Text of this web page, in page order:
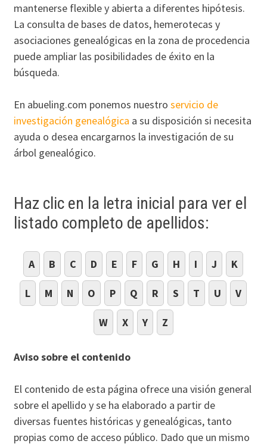
mantenerse flexible y abierta a diferentes hipótesis.
La consulta de bases de datos, hemerotecas y
asociaciones genealógicas en la zona de procedencia
puede ampliar las posibilidades de éxito en la
búsqueda.
En abueling.com ponemos nuestro servicio de
investigación genealógica a su disposición si necesita
ayuda o desea encargarnos la investigación de su
árbol genealógico.
Haz clic en la letra inicial para ver el
listado completo de apellidos:
A B C D E F G H I J K
L M N O P Q R S T U V
W X Y Z
Aviso sobre el contenido
El contenido de esta página ofrece una visión general
sobre el apellido y se ha elaborado a partir de
diversas fuentes históricas y genealógicas, tanto
propias como de acceso público. Dado que un mismo